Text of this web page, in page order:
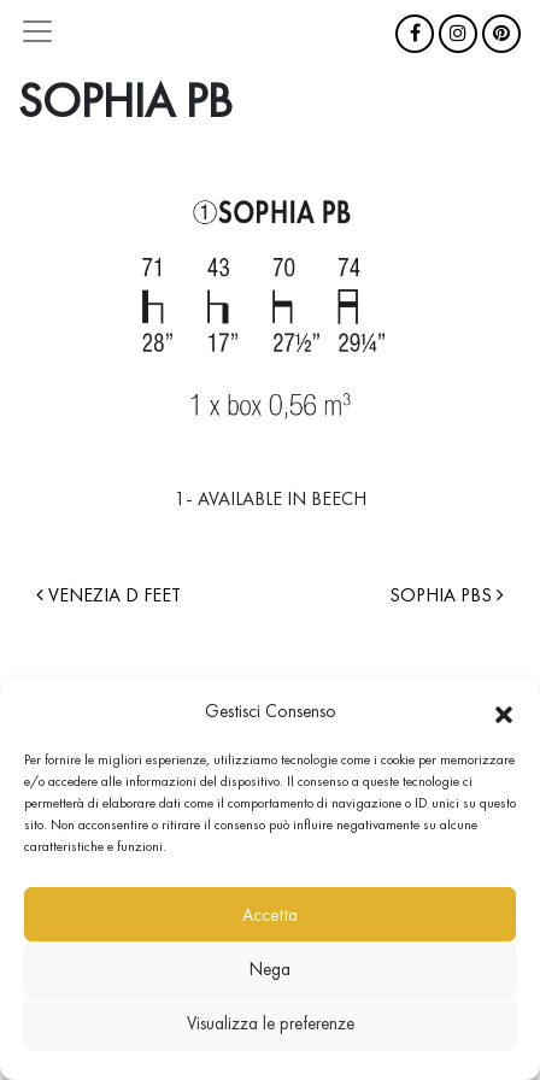
Gestisci Consenso
Per fornire le migliori esperienze, utilizziamo tecnologie come i cookie per memorizzare
e/o accedere alle informazioni del dispositivo. Il consenso a queste tecnologie ci
permetterà di elaborare dati come il comportamento di navigazione o ID unici su questo
sito. Non acconsentire o ritirare il consenso può influire negativamente su alcune
caratteristiche e funzioni.
Accetta
Nega
Visualizza le preferenze
SOPHIA PB
1- AVAILABLE IN BEECH
VENEZIA D FEET SOPHIA PBS